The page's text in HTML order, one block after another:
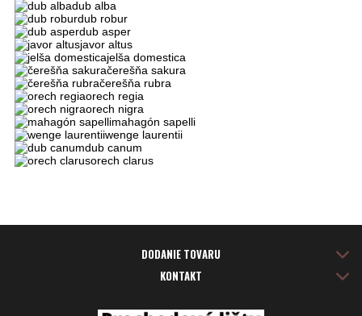
dub alba
dub robur
dub asper
javor altus
jelša domestica
čerešňa sakura
čerešňa rubra
orech regia
orech nigra
mahagón sapelli
wenge laurentii
dub canum
orech clarus
DODANIE TOVARU
KONTAKT